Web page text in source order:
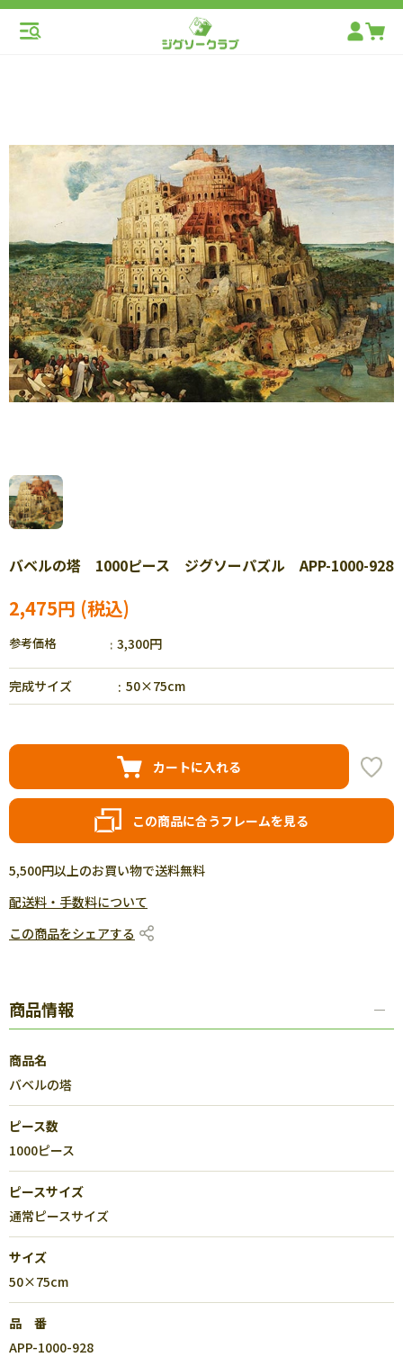
バベルの塔 1000ピース ジグソーパズル APP-1000-928
2,475円
参考価格 3,300円
完成サイズ 50×75cm
カートに入れる
この商品に合うフレームを見る
5,500円以上のお買い物で送料無料
配送料・手数料について
この商品をシェアする
商品情報
商品名
バベルの塔
ピース数
1000ピース
ピースサイズ
通常ピースサイズ
サイズ
50×75cm
品 番
APP-1000-928